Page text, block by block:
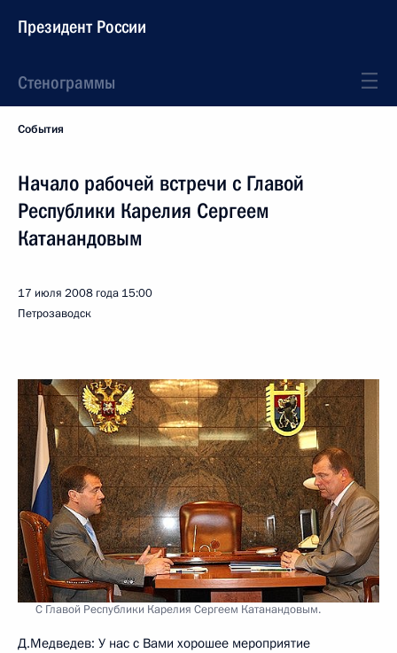
Президент России
Стенограммы
События
Начало рабочей встречи с Главой
Республики Карелия Сергеем
Катанандовым
17 июля 2008 года 15:00
Петрозаводск
С Главой Республики Карелия Сергеем Катанандовым.
Д.Медведев: У нас с Вами хорошее мероприятие